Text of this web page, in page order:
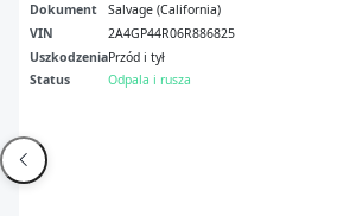
Dokument
Salvage (California)
VIN
2A4GP44R06R886825
UszkodzeniaPrzód i tył
Status
Odpala i rusza